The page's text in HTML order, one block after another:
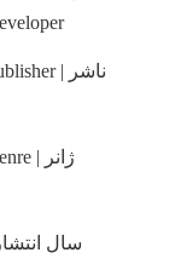
Developer
ناشر | Publisher
ژانر | Genre
سال انتشار |